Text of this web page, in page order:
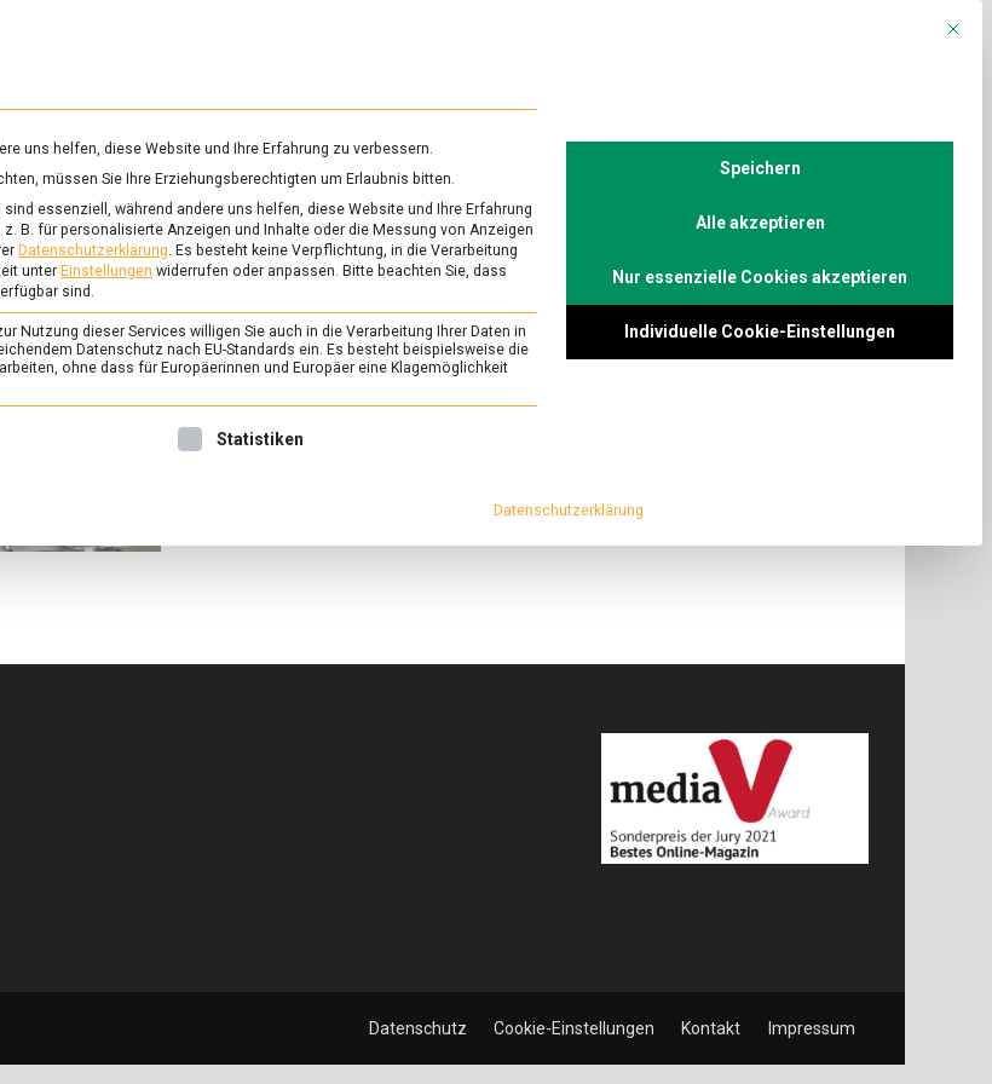
ERNÄHRUNG & GESUNDHEIT/FEATURED
Wer wird Algensommelier?
4. Oktober 2024 Johannes Comment
Algensommelier?
nicht nur als essbares Packpapier von
Sushirollen akzeptiert. Sie könnten mittel- bis
Datenschutz Cookie-Einstellungen Kontakt Impressum
Mit
uns helfen, diese Website und Ihre Erfahrung zu verbessern.
müssen Sie Ihre Erziehungsberechtigten um Erlaubnis bitten.
essenziell, während andere uns helfen, diese Website und Ihre Erfahrung
B. für personalisierte Anzeigen und Inhalte oder die Messung von Anzeigen
Datenschutzerklärung. Es besteht keine Verpflichtung, in die Verarbeitung
unter Einstellungen widerrufen oder anpassen. Bitte beachten Sie, dass
sind.
Nutzung dieser Services willigen Sie auch in die Verarbeitung Ihrer Daten in
Datenschutz nach EU-Standards ein. Es besteht beispielsweise die
ohne dass für Europäerinnen und Europäer eine Klagemöglichkeit
werden kann. Die erste Service-Gruppe ist essenziell und kann nicht abgewählt werden.
Statistiken
Speichern
Alle akzeptieren
Nur essenzielle Cookies akzeptieren
Individuelle Cookie-Einstellungen
Datenschutzerklärung